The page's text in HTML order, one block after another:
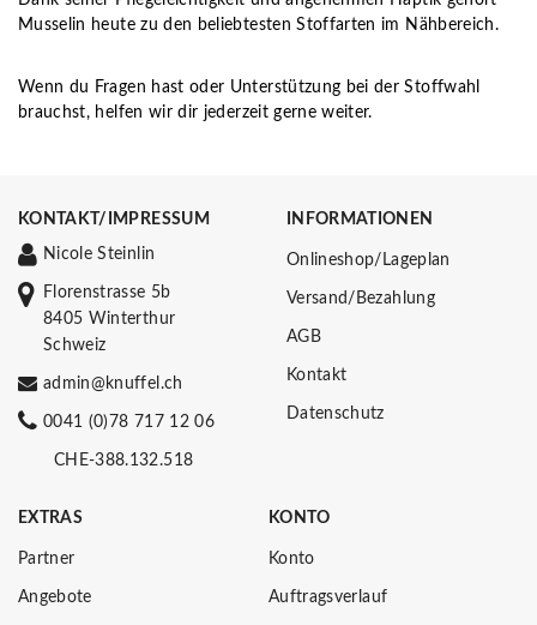
Musselin heute zu den beliebtesten Stoffarten im Nähbereich.
Wenn du Fragen hast oder Unterstützung bei der Stoffwahl
brauchst, helfen wir dir jederzeit gerne weiter.
KONTAKT/IMPRESSUM
Nicole Steinlin
Florenstrasse 5b
8405 Winterthur
Schweiz
admin@knuffel.ch
0041 (0)78 717 12 06
CHE-388.132.518
INFORMATIONEN
Onlineshop/Lageplan
Versand/Bezahlung
AGB
Kontakt
Datenschutz
EXTRAS
Partner
Angebote
KONTO
Konto
Auftragsverlauf